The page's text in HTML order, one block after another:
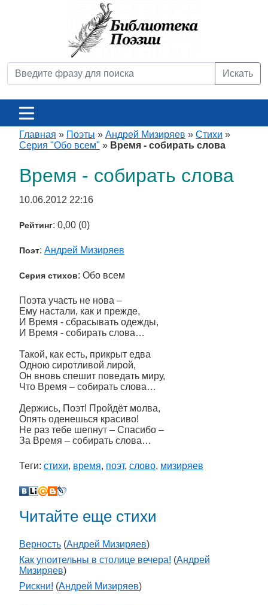
Искать
Главная » Поэты » Андрей Мизиряев » Стихи »
Серия "Обо всем" » Время - собирать слова
Время - собирать слова
10.06.2012 22:16
Рейтинг: 0,00 (0)
Поэт: Андрей Мизиряев
Серия стихов: Обо всем
Поэта участь не нова –
Ему настали, как и прежде,
И Время - сбрасывать одежды,
И Время - собирать слова…
Такой, как есть, прикрыт едва
Одною сиротливой лирой,
Он вновь спешит поведать миру,
Что Время – собирать слова…
Держись, Поэт! Пройдёт молва,
Опять оденешься красиво!
Не раз тебе шепнут – Спасибо –
За Время – собирать слова…
Теги: стихи, время, поэт, слово, мизиряев
Читайте еще стихи
Верность (Андрей Мизиряев)
Как упоительны в столице вечера! (Андрей
Мизиряев)
Рискни! (Андрей Мизиряев)